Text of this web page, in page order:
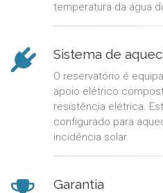
temperatura da água
Sistema de
O reservatório é
apoio elétrico
resistência elétrica.
configurado para
incidência solar.
Garantia